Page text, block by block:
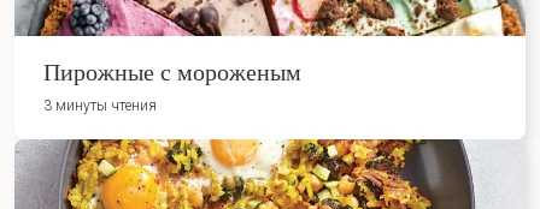
Пирожные с мороженым
3 минуты чтения